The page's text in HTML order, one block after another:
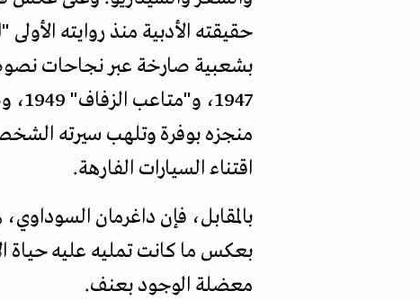
منجزه بوفرة وتلهب سيرته
اقتناء السيارات الفارهة.
بالمقابل، فإن داغرمان
بعكس ما كانت تمليه عليه حياة
معضلة الوجود بعنف.